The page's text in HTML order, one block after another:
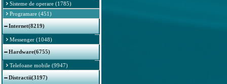
Sisteme de operare (1785)
Programare (451)
Internet(8219)
Messenger (1048)
Hardware(6755)
Telefoane mobile (9947)
Distractii(3197)